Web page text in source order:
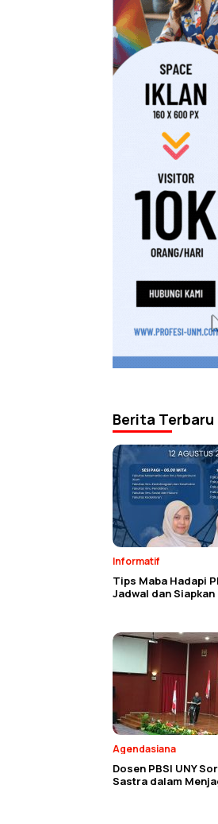
Berita Terbaru
Informatif
Tips Maba Hadapi
Jadwal dan Siapkan
Agendasiana
Dosen PBSI UNY
Sastra dalam